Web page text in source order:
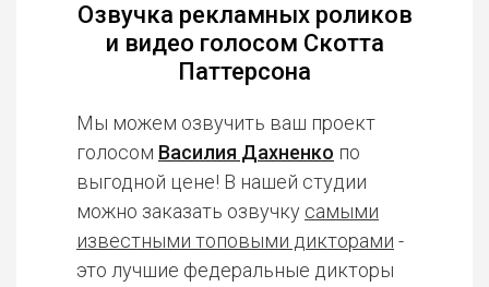
Озвучка рекламных роликов
и видео голосом Скотта
Паттерсона
Мы можем озвучить ваш проект
голосом Василия Дахненко по
выгодной цене! В нашей студии
можно заказать озвучку самыми
известными топовыми дикторами -
это лучшие федеральные дикторы